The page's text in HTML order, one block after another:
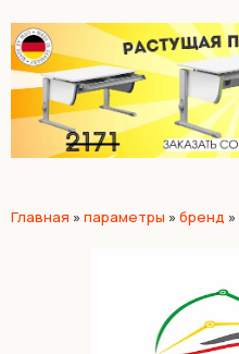
Главная » параметры » бренд »